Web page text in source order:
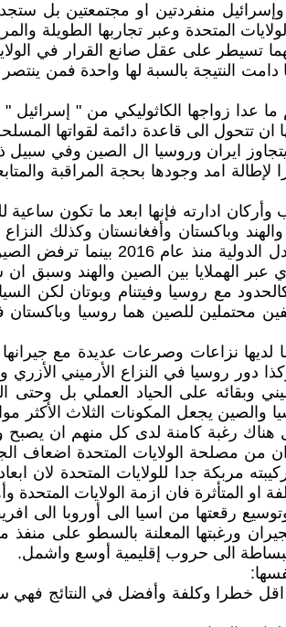
منفردتين او مجتمعتين بل
المتحدة وعبر تجاربها الطويلة
تسيطر على عقل صانع القرار في
دامت النتيجة بالسبة لها واحدة فمن
ما عدا زواجها الكاثوليكي من "
الى قاعدة دائمة لقواتها
يتجاوز ايران وروسيا ال الصين وفي
امد وجودها بحجة المراقبة
وأركان ادارته فإنها ابعد ما تكون
وباكستان وأفغانستان وكذلك
خصوصا وان الفلبين تملك
مع روسيا وفيتنام وبوتان
محتملين للصين هما روسيا
لديها نزاعات وصرعات عديدة مع
دور روسيا في النزاع الأرميني
وبقائه على الحياد العملي بل
يجعل المكونات الثلاث الأكثر
رغبة كامنة لدى كل منهم ان يصبح
ان من مصلحة الولايات المتحدة اضعاف
جدا للولايات المتحدة لان
المتأثرة فان ازمة الولايات المتحدة
رقعتها من اسيا الى أوروبا الى
ورغبتها المعلنة بالسطو على
الى حروب إقليمية أوسع واشمل.
اقل خطرا وكلفة وأفضل في النتائج